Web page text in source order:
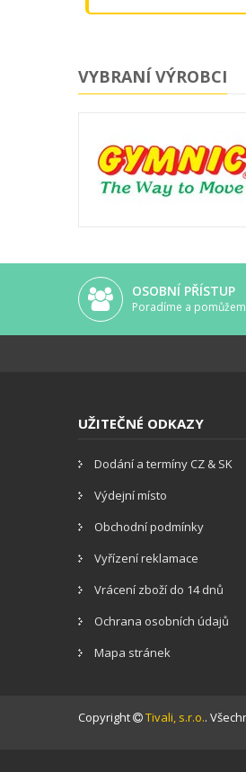
VYBRANÍ VÝROBCI
OSOBNÍ PŘÍSTUP
Poradíme a
UŽITEČNÉ ODKAZY
Dodání a termíny CZ & SK
Výdejní místo
Obchodní podmínky
Vyřízení reklamace
Vrácení zboží do 14 dnů
Ochrana osobních údajů
Mapa stránek
Copyright Tivali, s.r.o..